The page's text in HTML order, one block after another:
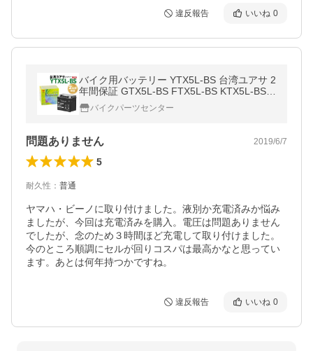
違反報告 いいね 0
バイク用バッテリー YTX5L-BS 台湾ユアサ 2
年間保証 GTX5L-BS FTX5L-BS KTX5L-BS D
TX5L-BS 互換 密閉型 MFバッテリー 充電済
み 新品 ユアサバッテリー
バイクパーツセンター
問題ありません 2019/6/7
5
耐久性 ： 普通
ヤマハ・ビーノに取り付けました。液別か充電済みか悩み
ましたが、今回は充電済みを購入。電圧は問題ありません
でしたが、念のため３時間ほど充電して取り付けました。
今のところ順調にセルが回りコスパは最高かなと思ってい
ます。あとは何年持つかですね。
違反報告 いいね 0